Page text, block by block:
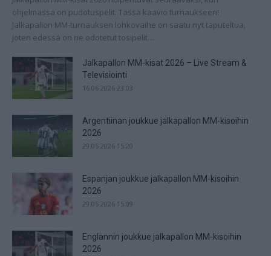
ohjelmassa on pudotuspelit. Tässä kaavio turnaukseen!
Jalkapallon MM-turnauksen lohkovaihe on saatu nyt taputeltua,
joten edessä on ne odotetut tosipelit....
Jalkapallon MM-kisat 2026 – Live Stream &
Televisiointi
16.06.2026 23:03
Argentiinan joukkue jalkapallon MM-kisoihin
2026
29.05.2026 15:20
Espanjan joukkue jalkapallon MM-kisoihin
2026
29.05.2026 15:09
Englannin joukkue jalkapallon MM-kisoihin
2026